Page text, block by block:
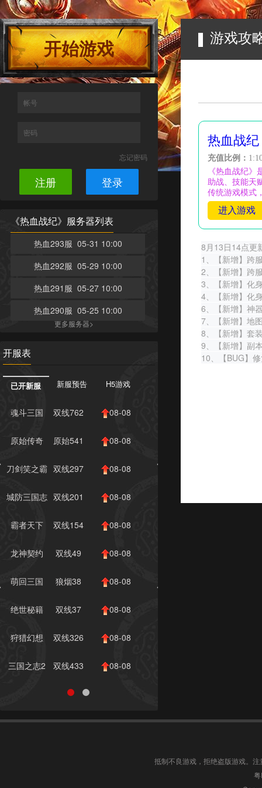
开始游戏
帐号
密码
忘记密码
注册 登录
《热血战纪》服务器列表
热血293服 05-31 10:00
热血292服 05-29 10:00
热血291服 05-27 10:00
热血290服 05-25 10:00
更多服务器>
开服表
已开新服 新服预告 H5游戏
魂斗三国
双线762
08-08
原始传奇
原始541
08-08
刀剑笑之霸 双线297
08-08
城防三国志 双线201
08-08
霸者天下
双线154
08-08
龙神契约
双线49
08-08
萌回三国
狼烟38
08-08
绝世秘籍
双线37
08-08
狩猎幻想
双线326
08-08
三国之志2
双线433
服
08-08
游戏攻
热血战纪
充值比例：
《热血战纪
助战、技能天
传统游戏模式
进入游戏
8月13日14点更
1、【新增】跨
2、【新增】跨
3、【新增】化
4、【新增】化
6、【新增】神
7、【新增】地
8、【新增】套
9、【新增】副
10、【BUG】
抵制不良游戏，拒绝盗版游戏。